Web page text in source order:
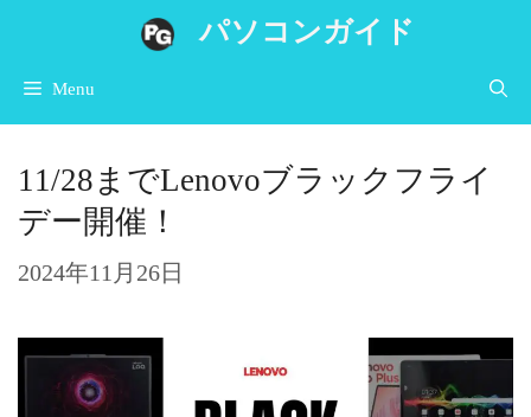
ツ
へ
ス
ッ
パソコンガイド
Menu
11/28までLenovoブラックフライ
デー開催！
2024年11月26日